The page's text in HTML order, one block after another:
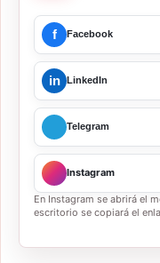
f Facebook
in LinkedIn
Telegram
Instagram
En Instagram se abrirá el
escritorio se copiará el